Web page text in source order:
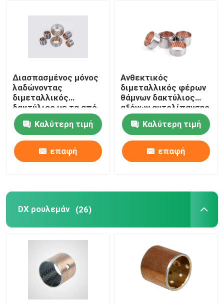
Διασπασμένος μόνος
λαδώνοντας
διμεταλλικός
δακτύλιος με τα από
γραφίτη
επεξεργασμένα στη
μηχανή ακρίβεια
συστατικά
Καλύτερη τιμή
επαφή
Ανθεκτικός
διμεταλλικός φέρων
θάμνων δακτύλιος
αξόνων αυτολίπανσης
με λεπτούς τοίχους
Καλύτερη τιμή
επαφή
DX ρουλεμάν (26)